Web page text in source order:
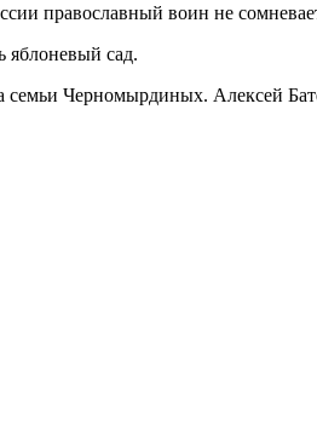
православный воин не
яблоневый сад.
семьи Черномырдиных. Алексей